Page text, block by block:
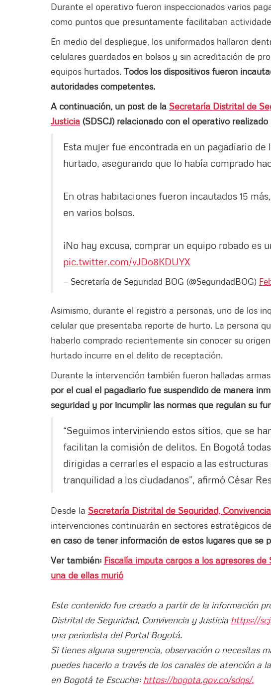
Durante el operativo fueron inspeccionados varios
como puntos que presuntamente facilitaban
En medio del despliegue, los uniformados hallaron
celulares guardados en bolsos y sin acreditación de
equipos hurtados. Todos los dispositivos fueron
autoridades competentes.
A continuación, un post de la Secretaría Distrital de
Justicia (SDSCJ) relacionado con el operativo
Esta mujer fue encontrada en un pagadiario de
hurtado, asegurando que lo había comprado
En otras habitaciones fueron incautados 15
en varios bolsos.
¡No hay excusa, comprar un equipo robado es
pic.twitter.com/vJDo8KDUYX
— Secretaría de Seguridad BOG (@SeguridadBOG)
Asimismo, durante el registro a personas, uno de los
celular que presentaba reporte de hurto. La persona
haberlo comprado recientemente sin conocer su
hurtado incurre en el delito de receptación.
Durante la intervención también fueron halladas
por el cual el pagadiario fue suspendido de manera
seguridad y por incumplir las normas que regulan su
“Seguimos interviniendo estos sitios, que se
facilitan la comisión de delitos. En Bogotá
dirigidas a cerrarles el espacio a las
tranquilidad a los ciudadanos”, afirmó César
Desde la Secretaría Distrital de Seguridad,
intervenciones continuarán en sectores estratégicos
en caso de tener información de estos lugares que se
Ver también: Fiscalía imputa cargos a los agresores
una de ellas murió
Este contenido fue creado a partir de la información
Distrital de Seguridad, Convivencia y Justicia https://
una periodista del Portal Bogotá.
Si tienes alguna sugerencia, observación o necesitas
puedes hacerlo a través de los canales de atención a
en Bogotá te Escucha: https://bogota.gov.co/sdqs/.